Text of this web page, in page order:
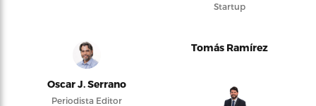
Startup
Oscar J. Serrano
Periodista Editor
Tomás Ramírez